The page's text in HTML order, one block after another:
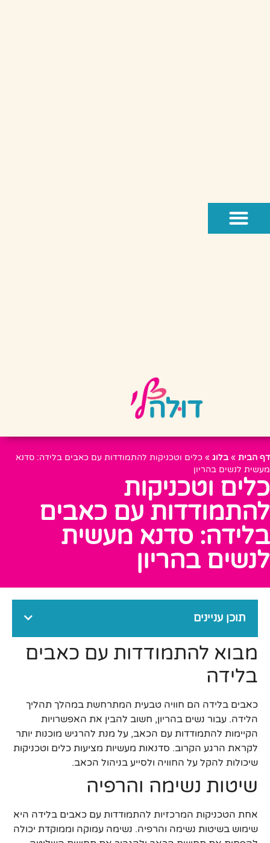
דף הבית » בלוג » כלים וטכניקות להתמודדות עם כאבים בלידה: סדנא
מעשית לנשים בהריון
כלים וטכניקות
להתמודדות עם כאבים
בלידה: סדנא מעשית
לנשים בהריון
תוכן עניינים
מבוא להתמודדות עם כאבים
בלידה
כאבים בלידה הם חוויה טבעית המתרחשת במהלך תהליך
הלידה. עבור נשים בהריון, חשוב להבין את האפשרויות
הקיימות להתמודדות עם הכאב, על מנת להרגיש מוכנות יותר
לקראת הרגע הקרוב. סדנאות מעשיות מציעות כלים וטכניקות
שיכולות להקל על החוויה ולסייע בניהול הכאב.
שיטות נשימה והרפיה
אחת הטכניקות המרכזיות להתמודדות עם כאבים בלידה היא
שימוש בשיטות נשימה והרפיה. נשימה עמוקה וממוקדת יכולה